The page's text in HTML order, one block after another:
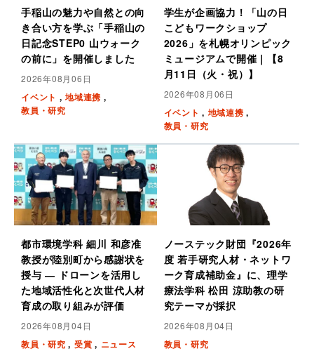
手稲山の魅力や自然との向
き合い方を学ぶ「手稲山の
日記念STEP0 山ウォーク
の前に」を開催しました
2026年08月06日
イベント
地域連携
教員・研究
学生が企画協力！「山の日
こどもワークショップ
2026」を札幌オリンピック
ミュージアムで開催｜【8
月11日（火・祝）】
2026年08月06日
イベント
地域連携
教員・研究
都市環境学科 細川 和彦准
教授が陸別町から感謝状を
授与 ― ドローンを活用し
た地域活性化と次世代人材
育成の取り組みが評価
2026年08月04日
教員・研究 受賞 ニュース
ノーステック財団『2026年
度 若手研究人材・ネットワ
ーク育成補助金』に、理学
療法学科 松田 涼助教の研
究テーマが採択
2026年08月04日
教員・研究